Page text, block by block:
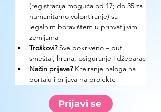
(registracija moguća od 17; do 35 za
humanitarno volontiranje) sa
legalnim boravištem u prihvatljivim
zemljama
Troškovi? Sve pokriveno – put,
smeštaj, hrana, osiguranje i džeparac
Način prijave? Kreiranje naloga na
portalu i prijava na projekte
Prijavi se